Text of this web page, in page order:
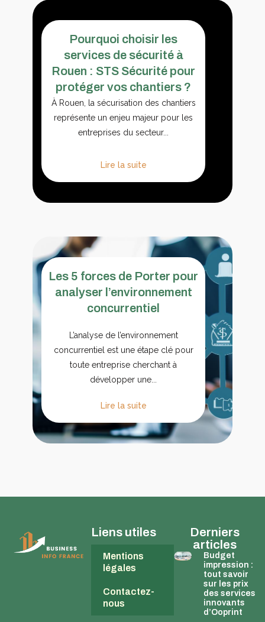
Pourquoi choisir les
services de sécurité à
Rouen : STS Sécurité pour
protéger vos chantiers ?
À Rouen, la sécurisation des chantiers
représente un enjeu majeur pour les
entreprises du secteur...
Lire la suite
Les 5 forces de Porter pour
analyser l’environnement
concurrentiel
L’analyse de l’environnement
concurrentiel est une étape clé pour
toute entreprise cherchant à
développer une...
Lire la suite
Liens utiles
Mentions
légales
Contactez-
nous
Derniers
articles
Budget
impression :
tout savoir
sur les prix
des services
innovants
d’Ooprint